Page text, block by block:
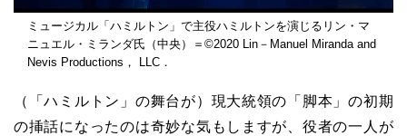
ミュージカル「ハミルトン」で主役ハミルトンを演じるリン・マ
ニュエル・ミランダ氏（中央）＝©2020 Lin－Manuel Miranda and
Nevis Productions， LLC．
（「ハミルトン」の舞台が）現大統領の「脚本」の初期
の挿話になったのは奇妙な気もしますが、役者の一人が